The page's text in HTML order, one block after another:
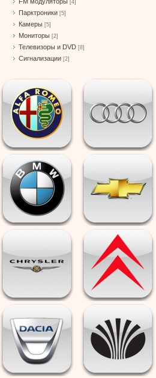
[4]
Парктроники [5]
Камеры [5]
Мониторы [2]
Телевизоры и DVD [8]
Сигнализации [2]